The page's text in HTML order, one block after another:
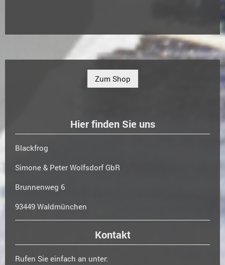
Zum Shop
Hier finden Sie uns
Blackfrog
Simone & Peter Wolfsdorf GbR
Brunnenweg 6
93449 Waldmünchen
Kontakt
Rufen Sie einfach an unter: